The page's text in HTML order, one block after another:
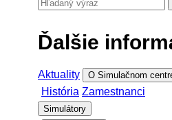
Ďalšie
Aktuality O Simulačnom
História Zamestnanci
Simulátory